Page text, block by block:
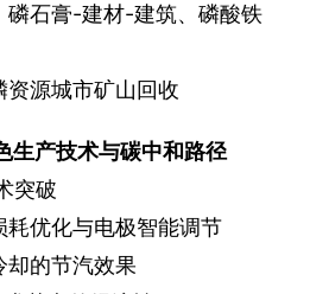
磷石膏-建材-建筑、磷酸铁
资源城市矿山回收
生产技术与碳中和路径
突破
优化与电极智能调节
却的节汽效果